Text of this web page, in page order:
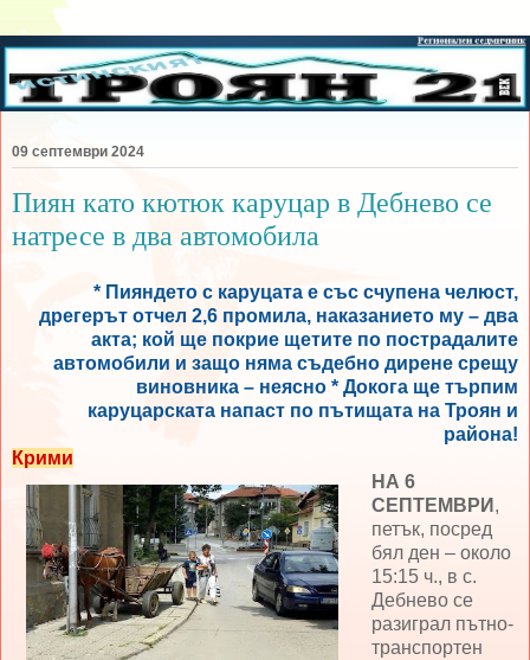
09 септември 2024
Пиян като кютюк каруцар в Дебнево се
натресе в два автомобила
* Пияндето с каруцата е със счупена челюст,
дрегерът отчел 2,6 промила, наказанието му – два
акта; кой ще покрие щетите по пострадалите
автомобили и защо няма съдебно дирене срещу
виновника – неясно * Докога ще търпим
каруцарската напаст по пътищата на Троян и
района!
Крими
НА 6
СЕПТЕМВРИ ,
петък, посред
бял ден – около
15:15 ч., в с.
Дебнево се
разиграл пътно-
транспортен